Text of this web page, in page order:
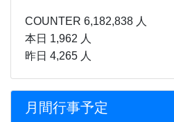
COUNTER 6,182,838 人
本日 1,962 人
昨日 4,265 人
月間行事予定